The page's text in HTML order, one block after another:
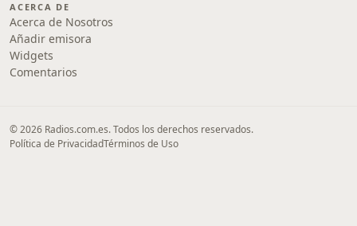
ACERCA DE
Acerca de Nosotros
Añadir emisora
Widgets
Comentarios
© 2026 Radios.com.es. Todos los derechos reservados.
Política de PrivacidadTérminos de Uso